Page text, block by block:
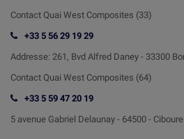
Contact Quai West Composites (33)
+33 5 56 29 19 29
Addresse: 261, Bvd Alfred Daney - 33300
Contact Quai West Composites (64)
+33 5 59 47 20 19
5 avenue Gabriel Delaunay - 64500 - Ciboure